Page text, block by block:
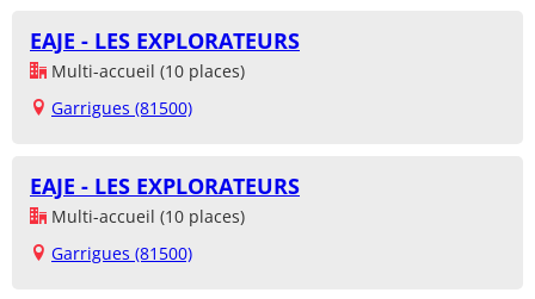
EAJE - LES EXPLORATEURS
Multi-accueil (10 places)
Garrigues (81500)
EAJE - LES EXPLORATEURS
Multi-accueil (10 places)
Garrigues (81500)